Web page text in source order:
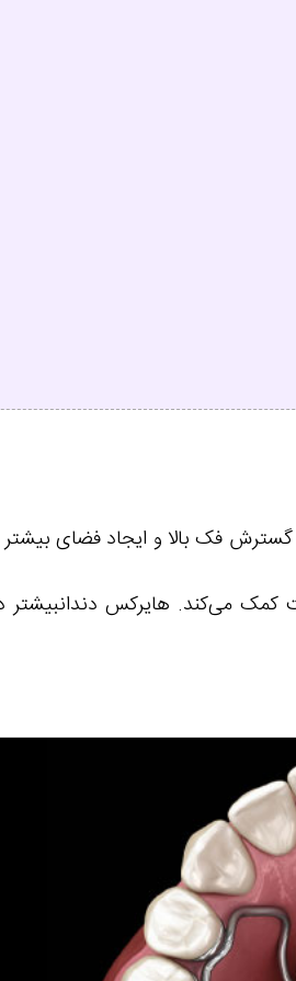
فک بالا و ایجاد فضای بیشتر
می‌کند. هایرکس دندانبیشتر